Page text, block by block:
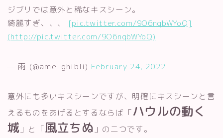
ジブリでは意外と稀なキスシーン。
綺麗すぎ、、、
[pic.twitter.com/9O6nqbWYoQ]
(http://pic.twitter.com/9O6nqbWYoQ)
— 雨 (@ame_ghibli) February 24, 2022
意外にも多いキスシーンですが、明確にキスシーンと言
えるものをあげるとするならば「ハウルの動く
城 」と「風立ちぬ 」の二つです。